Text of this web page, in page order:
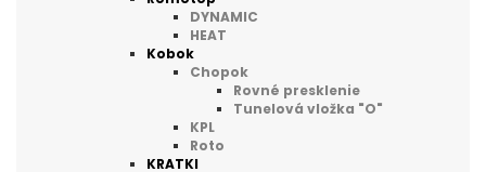
DYNAMIC
HEAT
Kobok
Chopok
Rovné presklenie
Tunelová vložka "O"
KPL
Roto
KRATKI